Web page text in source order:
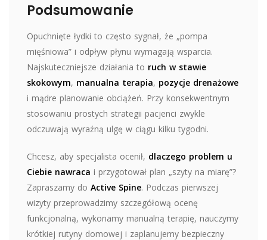
Podsumowanie
Opuchnięte łydki to często sygnał, że „pompa
mięśniowa” i odpływ płynu wymagają wsparcia.
Najskuteczniejsze działania to ruch w stawie
skokowym, manualna terapia, pozycje drenażowe
i mądre planowanie obciążeń. Przy konsekwentnym
stosowaniu prostych strategii pacjenci zwykle
odczuwają wyraźną ulgę w ciągu kilku tygodni.
Chcesz, aby specjalista ocenił, dlaczego problem u
Ciebie nawraca i przygotował plan „szyty na miarę”?
Zapraszamy do Active Spine. Podczas pierwszej
wizyty przeprowadzimy szczegółową ocenę
funkcjonalną, wykonamy manualną terapię, nauczymy
krótkiej rutyny domowej i zaplanujemy bezpieczny